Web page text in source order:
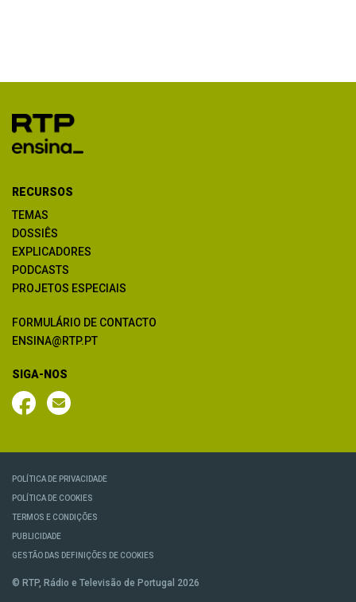
RECURSOS
TEMAS
DOSSIÊS
EXPLICADORES
PODCASTS
PROJETOS ESPECIAIS
FORMULÁRIO DE CONTACTO
ENSINA@RTP.PT
SIGA-NOS
POLÍTICA DE PRIVACIDADE
POLÍTICA DE COOKIES
TERMOS E CONDIÇÕES
PUBLICIDADE
GESTÃO DAS DEFINIÇÕES DE COOKIES
© RTP, Rádio e Televisão de Portugal 2026